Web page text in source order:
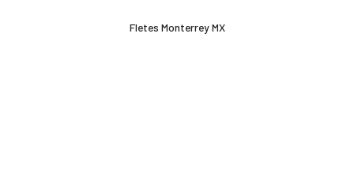
Fletes Monterrey MX